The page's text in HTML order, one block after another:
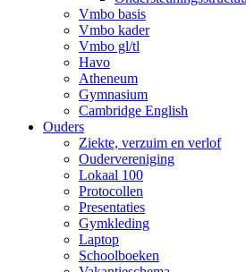
Vmbo basis
Vmbo kader
Vmbo gl/tl
Havo
Atheneum
Gymnasium
Cambridge English
Ouders
Ziekte, verzuim en verlof
Oudervereniging
Lokaal 100
Protocollen
Presentaties
Gymkleding
Laptop
Schoolboeken